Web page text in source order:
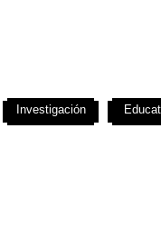
Investigación